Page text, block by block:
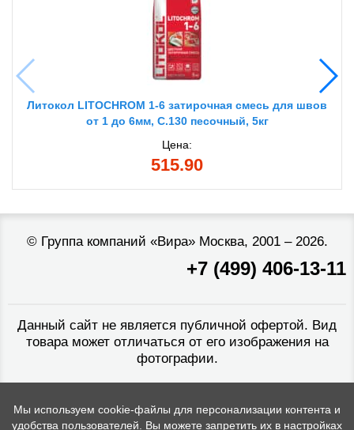
Литокол LITOCHROM 1-6 затирочная смесь для швов
от 1 до 6мм, C.130 песочный, 5кг
Цена:
515.90
© Группа компаний «Вира»Москва, 2001 – 2026.
+7 (499) 406-13-11
Данный сайт не является публичной офертой. Вид
товара может отличаться от его изображения на
фотографии.
Мы используем cookie-файлы для персонализации контента и
удобства пользователей. Вы можете запретить их в настройках